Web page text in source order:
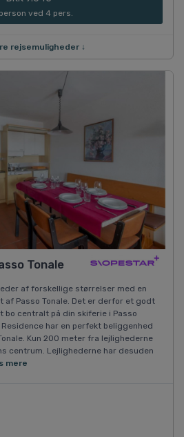
ved 4 pers.
rejsemuligheder ↓
Tonale
af forskellige størrelser med en
af Passo Tonale. Det er derfor et godt
bo centralt på din skiferie i Passo
Residence har en perfekt beliggenhed
Kun 200 meter fra lejlighederne
centrum. Lejlighederne har desuden
mere